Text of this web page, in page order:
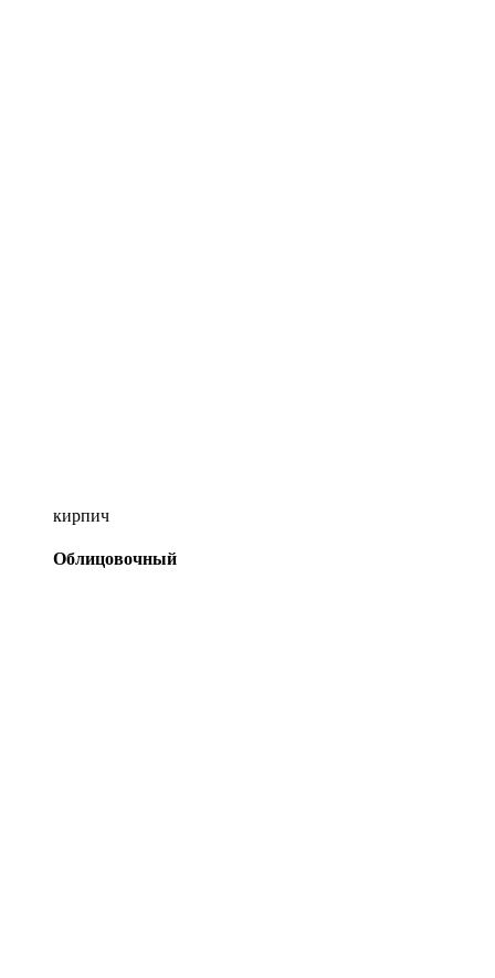
кирпич
Облицовочный